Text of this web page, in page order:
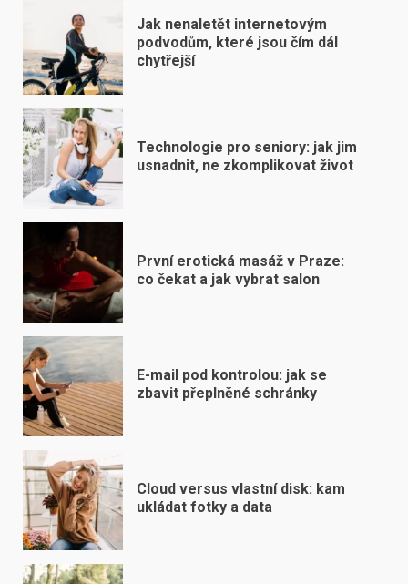
Jak nenaletět internetovým
podvodům, které jsou čím dál
chytřejší
Technologie pro seniory: jak jim
usnadnit, ne zkomplikovat život
První erotická masáž v Praze:
co čekat a jak vybrat salon
E-mail pod kontrolou: jak se
zbavit přeplněné schránky
Cloud versus vlastní disk: kam
ukládat fotky a data